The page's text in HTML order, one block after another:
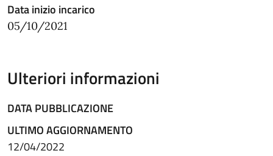
Data inizio incarico
05/10/2021
Ulteriori informazioni
DATA PUBBLICAZIONE
ULTIMO AGGIORNAMENTO
12/04/2022